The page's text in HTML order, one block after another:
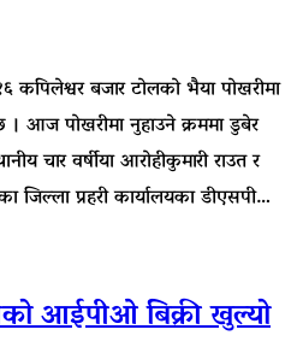
बजार टोलको भैया पोखरीमा
। आज पोखरीमा नुहाउने क्रममा डुबेर
चार वर्षीया आरोहीकुमारी राउत र
जिल्ला प्रहरी कार्यालयका डीएसपी…
आईपीओ बिक्री खुल्यो